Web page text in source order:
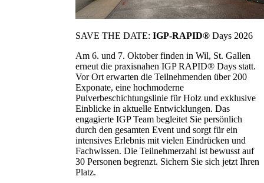
SAVE THE DATE: IGP-RAPID® Days 2026
Am 6. und 7. Oktober finden in Wil, St. Gallen
erneut die praxisnahen IGP RAPID® Days statt.
Vor Ort erwarten die Teilnehmenden über 200
Exponate, eine hochmoderne
Pulverbeschichtungslinie für Holz und exklusive
Einblicke in aktuelle Entwicklungen. Das
engagierte IGP Team begleitet Sie persönlich
durch den gesamten Event und sorgt für ein
intensives Erlebnis mit vielen Eindrücken und
Fachwissen. Die Teilnehmerzahl ist bewusst auf
30 Personen begrenzt. Sichern Sie sich jetzt Ihren
Platz.